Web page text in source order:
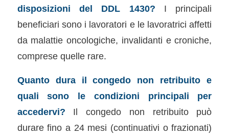
disposizioni del DDL 1430? I principali
beneficiari sono i lavoratori e le lavoratrici affetti
da malattie oncologiche, invalidanti e croniche,
comprese quelle rare.
Quanto dura il congedo non retribuito e
quali sono le condizioni principali per
accedervi? Il congedo non retribuito può
durare fino a 24 mesi (continuativi o frazionati)